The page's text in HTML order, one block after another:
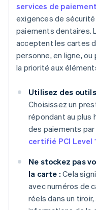
services de
exigences de
paiements dentaires.
acceptent les cartes
personne, en ligne,
la priorité aux
Utilisez des
Choisissez un
répondant au plus
des paiements
certifié PCI Level
Ne stockez pas
la carte : Cela
avec numéros de
réels dans un